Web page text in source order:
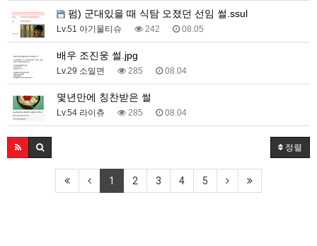
펌) 군대있을 때 식탐 오졌던 선임 썰.ssul
Lv.51 아기물티슈 242 08.05
배우 조진웅 썰.jpg
Lv.29 소밀면 285 08.04
몇년만에 칭찬받은 썰
Lv.54 라이츄 285 08.04
정렬
1 2 3 4 5